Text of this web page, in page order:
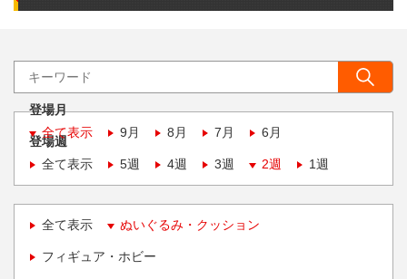
登場月
全て表示
9月 8月 7月 6月
登場週
全て表示
5週 4週 3週 2週 1週
全て表示 ぬいぐるみ・クッション
フィギュア・ホビー